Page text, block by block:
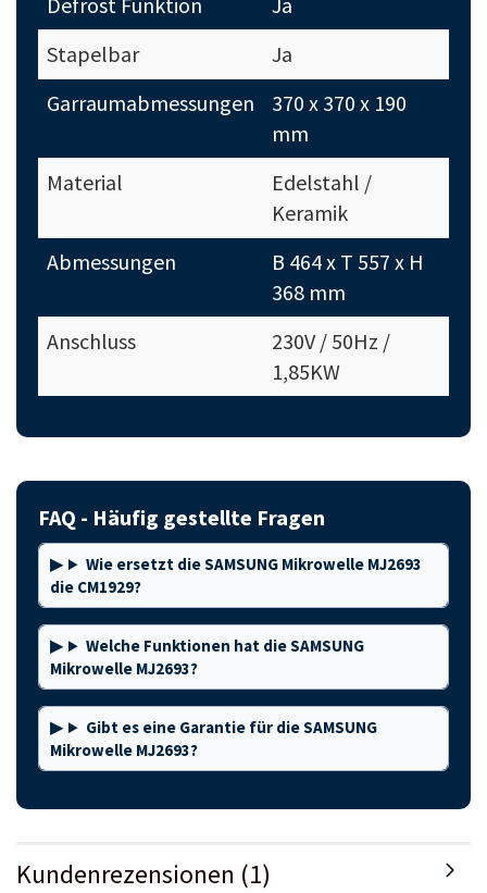
Stapelbar
Ja
Garraumabmessungen
370 x 370 x 190
mm
Material
Edelstahl /
Keramik
Abmessungen
B 464 x T 557 x H
368 mm
Anschluss
230V / 50Hz /
1,85KW
FAQ - Häufig gestellte Fragen
Wie ersetzt die SAMSUNG Mikrowelle MJ2693
die CM1929?
Welche Funktionen hat die SAMSUNG
Mikrowelle MJ2693?
Gibt es eine Garantie für die SAMSUNG
Mikrowelle MJ2693?
Kundenrezensionen (1)